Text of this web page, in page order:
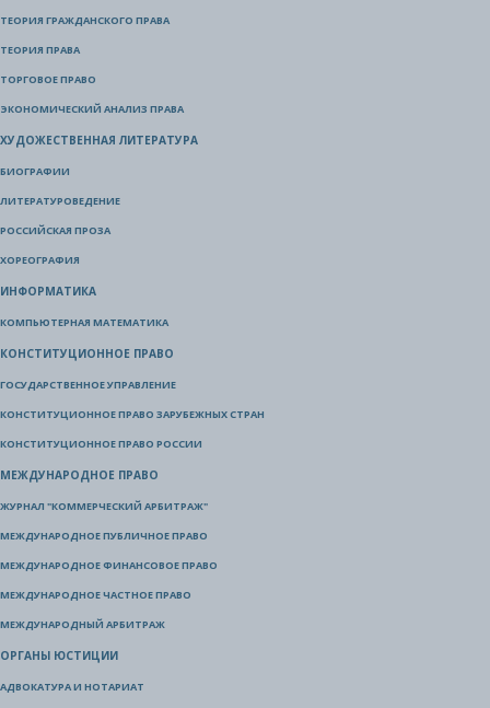
ТЕОРИЯ ГРАЖДАНСКОГО ПРАВА
ТЕОРИЯ ПРАВА
ТОРГОВОЕ ПРАВО
ЭКОНОМИЧЕСКИЙ АНАЛИЗ ПРАВА
ХУДОЖЕСТВЕННАЯ ЛИТЕРАТУРА
БИОГРАФИИ
ЛИТЕРАТУРОВЕДЕНИЕ
РОССИЙСКАЯ ПРОЗА
ХОРЕОГРАФИЯ
ИНФОРМАТИКА
КОМПЬЮТЕРНАЯ МАТЕМАТИКА
КОНСТИТУЦИОННОЕ ПРАВО
ГОСУДАРСТВЕННОЕ УПРАВЛЕНИЕ
КОНСТИТУЦИОННОЕ ПРАВО ЗАРУБЕЖНЫХ СТРАН
КОНСТИТУЦИОННОЕ ПРАВО РОССИИ
МЕЖДУНАРОДНОЕ ПРАВО
ЖУРНАЛ "КОММЕРЧЕСКИЙ АРБИТРАЖ"
МЕЖДУНАРОДНОЕ ПУБЛИЧНОЕ ПРАВО
МЕЖДУНАРОДНОЕ ФИНАНСОВОЕ ПРАВО
МЕЖДУНАРОДНОЕ ЧАСТНОЕ ПРАВО
МЕЖДУНАРОДНЫЙ АРБИТРАЖ
ОРГАНЫ ЮСТИЦИИ
АДВОКАТУРА И НОТАРИАТ